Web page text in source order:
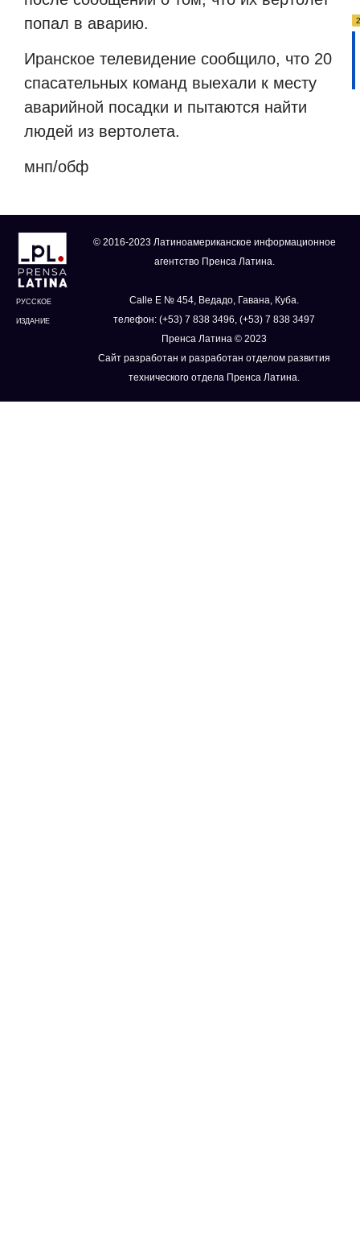
попал в аварию.
Иранское телевидение сообщило, что 20
спасательных команд выехали к месту
аварийной посадки и пытаются найти
людей из вертолета.
мнп/обф
РУССКОЕ
ИЗДАНИЕ
© 2016-2023 Латиноамериканское информационное
агентство Пренса Латина.
Calle E № 454, Ведадо, Гавана, Куба.
телефон: (+53) 7 838 3496, (+53) 7 838 3497
Пренса Латина © 2023
Сайт разработан и разработан отделом развития
технического отдела Пренса Латина.